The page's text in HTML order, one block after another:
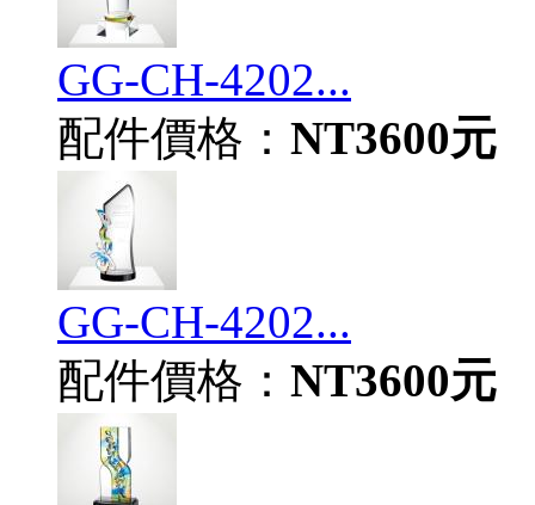
GG-CH-4202...
配件價格： NT3600元
GG-CH-4202...
配件價格： NT3600元